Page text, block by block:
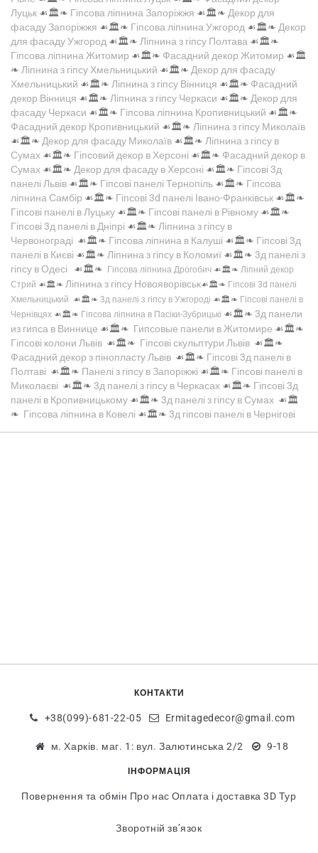
Луцьк ☙🏛️❧ Гіпсова ліпнина Запоріжжя ☙🏛️❧ Декор для
фасаду Запоріжжя ☙🏛️❧ Гіпсова ліпнина Ужгород ☙🏛️❧ Декор
для фасаду Ужгород ☙🏛️❧ Ліпнина з гіпсу Полтава ☙🏛️❧
Гіпсова ліпнина Житомир ☙🏛️❧ Фасадний декор Житомир ☙🏛️
❧ Ліпнина з гіпсу Хмельницький ☙🏛️❧ Декор для фасаду
Хмельницький ☙🏛️❧ Ліпнина з гіпсу Вінниця ☙🏛️❧ Фасадний
декор Вінниця ☙🏛️❧ Ліпнина з гіпсу Черкаси ☙🏛️❧ Декор для
фасаду Черкаси ☙🏛️❧ Гіпсова ліпнина Кропивницький ☙🏛️❧
Фасадний декор Кропивницький ☙🏛️❧ Ліпнина з гіпсу Миколаїв
☙🏛️❧ Декор для фасаду Миколаїв ☙🏛️❧ Ліпнина з гіпсу в
Сумах ☙🏛️❧ Гіпсовий декор в Херсоні ☙🏛️❧ Фасадний декор в
Сумах ☙🏛️❧ Декор для фасаду в Херсоні ☙🏛️❧ Гіпсові 3д
панелі Львів ☙🏛️❧ Гіпсові панелі Тернопіль ☙🏛️❧ Гіпсова
ліпнина Самбір ☙🏛️❧ Гіпсові 3d панелі Івано-Франківськ ☙🏛️❧
Гіпсові панелі в Луцьку ☙🏛️❧ Гіпсові панелі в Рівному ☙🏛️❧
Гіпсові 3д панелі в Дніпрі ☙🏛️❧ Ліпнина з гіпсу в
Червонограді ☙🏛️❧ Гіпсова ліпнина в Калуші ☙🏛️❧ Гіпсові 3д
панелі в Києві ☙🏛️❧ Ліпнина з гіпсу в Коломиї ☙🏛️❧ 3д панелі з
гіпсу в Одесі ☙🏛️❧ Гіпсова ліпнина Дрогобич ☙🏛️❧ Ліпний декор
Стрий ☙🏛️❧ Ліпнина з гіпсу Новояворівськ☙🏛️❧ Гіпсові 3d панелі
Хмельницький ☙🏛️❧ 3д панелі з гіпсу в Ужгороді ☙🏛️❧ Гіпсові панелі в
Чернівцях ☙🏛️❧ Гіпсова ліпнина в Пасіки-Зубрицькі ☙🏛️❧ 3д панели
из гипса в Виннице ☙🏛️❧ Гипсовые панели в Житомире ☙🏛️❧
Гіпсові колони Львів ☙🏛️❧ Гіпсові скульптури Львів ☙🏛️❧
Фасадний декор з пінопласту Львів ☙🏛️❧ Гіпсові 3д панелі в
Полтаві ☙🏛️❧ Панелі з гіпсу в Запоріжжі ☙🏛️❧ Гіпсові панелі в
Миколаєві ☙🏛️❧ 3д панелі з гіпсу в Черкасах ☙🏛️❧ Гіпсові 3д
панелі в Кропивницькому ☙🏛️❧ 3д панелі з гіпсу в Сумах ☙🏛️
❧ Гіпсова ліпнина в Ковелі ☙🏛️❧ 3д гіпсові панелі в Чернігові
КОНТАКТИ
+38(099)-681-22-05 Ermitagedecor@gmail.com
м. Харків. маг. 1: вул. Залютинська 2/2 9-18
ІНФОРМАЦІЯ
Повернення та обмін Про нас Оплата і доставка 3D Тур
Зворотній зв’язок